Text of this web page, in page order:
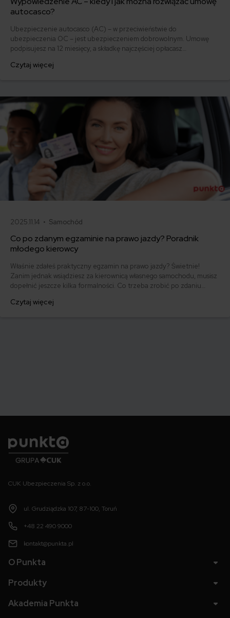
autocasco?
Ubezpieczenie autocasco (AC) – w przeciwieństwie do
ubezpieczenia OC – jest ubezpieczeniem dobrowolnym. Umowę
podpisujesz na 12 miesięcy, a składkę najczęściej opłacasz
ofertę lub zdecydowałeś się sprzedać samochód w trakcie trwania
Czytaj więcej
2025.11.14 • Samochód
Co po zdanym egzaminie na prawo jazdy? Poradnik
młodego kierowcy
Właśnie zdałeś praktyczny egzamin na prawo jazdy? Świetnie!
Zanim jednak wsiądziesz za kierownicą własnego samochodu, musisz
dopełnić jeszcze kilka formalności. Co trzeba zrobić po zdaniu
którym szybko załatwisz sprawy urzędowe i będziesz mógł prowadzić
Czytaj więcej
CUK Ubezpieczenia Sp. z o.o.
ul. Grudziądzka 107, 87-100, Toruń
+48 22 490 9000
kontakt@punkta.pl
O Punkta
Produkty
Akademia Punkta